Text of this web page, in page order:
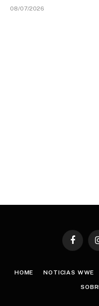
08/07/2026
HOME NOTICIAS WWE